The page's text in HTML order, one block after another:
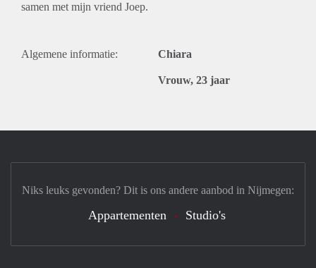
samen met mijn vriend Joep.
Algemene informatie: Chiara
Vrouw, 23 jaar
Niks leuks gevonden? Dit is ons andere aanbod in Nijmegen:
Appartementen Studio's